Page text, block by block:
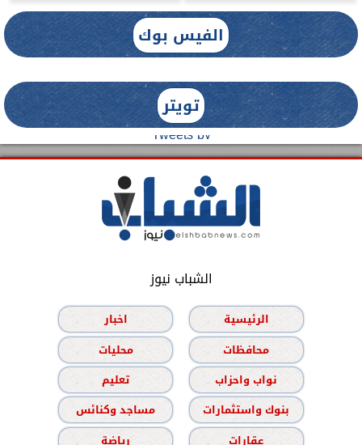
الفيس بوك
تويتر
Tweets by
الشباب نيوز
الرئيسية
اخبار
محافظات
محليات
نواب واحزاب
تعليم
بنوك واستثمارات
مساجد وكنائس
عقارات
رياضة